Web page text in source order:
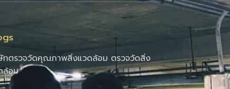
ทตรวจวัดคุณภาพสิ่งแวดล้อม ตรวจวัดสิ่ง
ล้อม